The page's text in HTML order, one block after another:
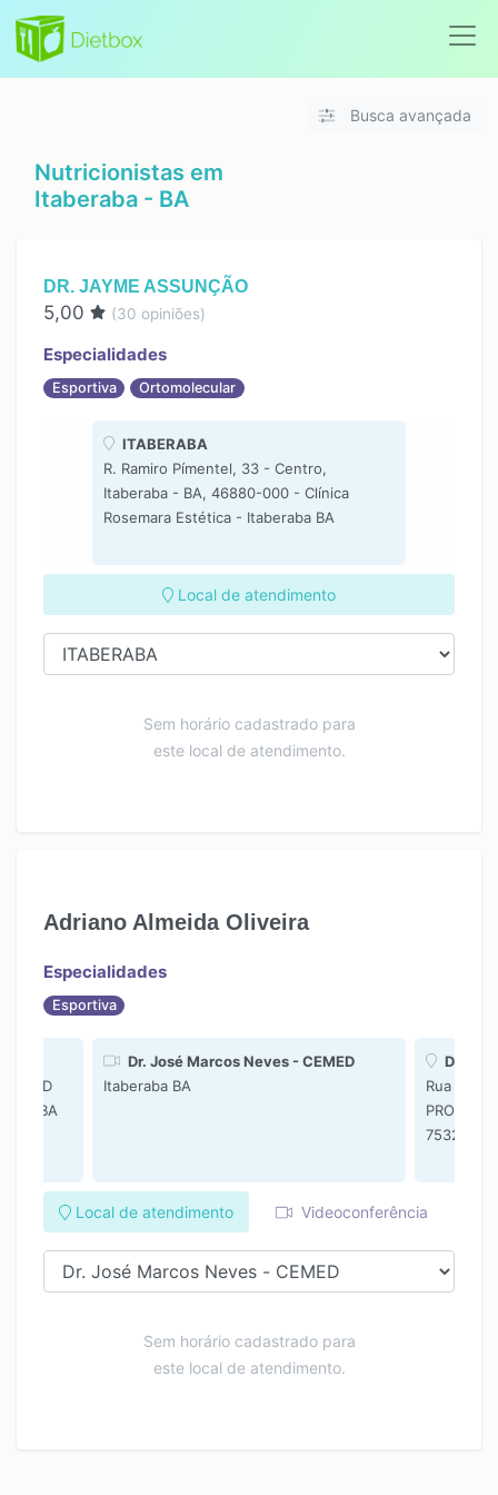
Busca avançada
Nutricionistas em
Itaberaba - BA
DR. JAYME ASSUNÇÃO
5,00 (30 opiniões)
Especialidades
Esportiva Ortomolecular
ITABERABA
R. Ramiro Pímentel, 33 - Centro,
Itaberaba - BA, 46880-000 - Clínica
Rosemara Estética - Itaberaba BA
Local de atendimento
Sem horário cadastrado para
este local de atendimento.
Adriano Almeida Oliveira
Especialidades
Esportiva
9 ED
BA
Dr. José Marcos Neves - CEMED
Itaberaba BA
Dr.
Rua Luís
PRO
Local de atendimento Videoconferência
Sem horário cadastrado para
este local de atendimento.